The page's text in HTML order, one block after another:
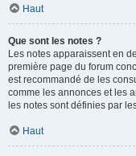
Haut
Que sont les notes ?
Les notes apparaissent en
première page du forum
est recommandé de les
comme les annonces et les
les notes sont définies par
Haut